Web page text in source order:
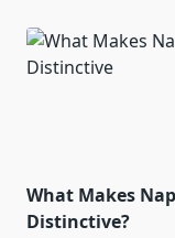
What Makes
Distinctive?